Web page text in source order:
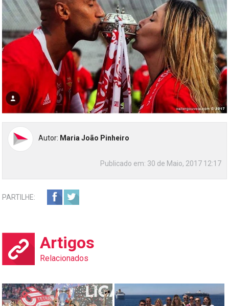
Autor: Maria João Pinheiro
Publicado em: 30 de Maio, 2017 12:17
PARTILHE:
Artigos
Relacionados